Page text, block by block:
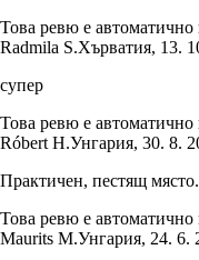
Това ревю е автоматично
Radmila S.Хърватия, 13.
супер
Това ревю е автоматично
Róbert H.Унгария, 30. 8.
Практичен, пестящ място.
Това ревю е автоматично
Maurits M.Унгария, 24. 6.